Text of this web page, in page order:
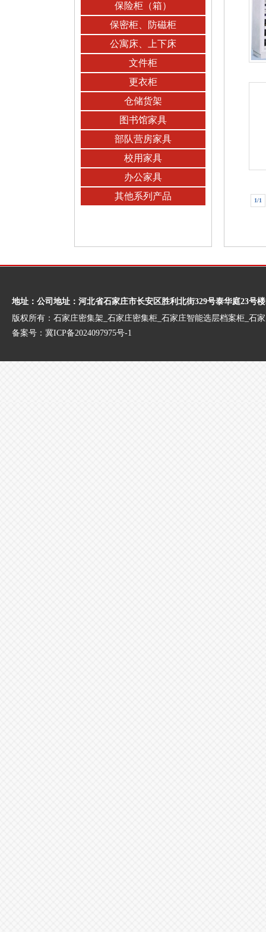
保险柜（箱）
保密柜、防磁柜
公寓床、上下床
文件柜
更衣柜
仓储货架
图书馆家具
部队营房家具
校用家具
办公家具
其他系列产品
1/1
地址：公司地址：河北省石家庄市长安区胜利北街329号泰华庭23号
版权所有：石家庄密集架_石家庄密集柜_石家庄智能选层档案柜_石
备案号： 冀ICP备2024097975号-1